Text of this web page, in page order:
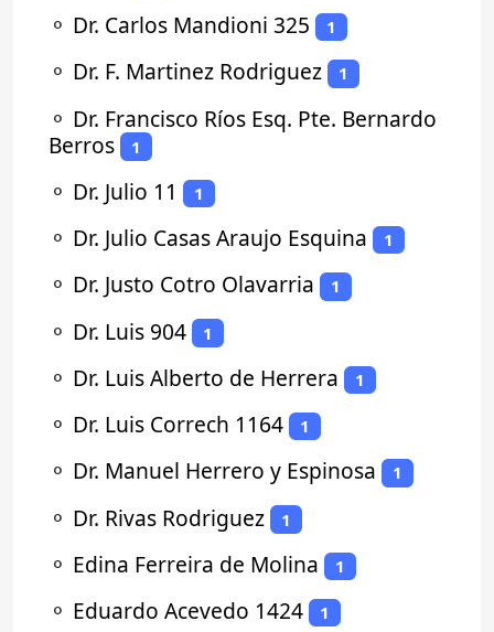
⚬ Dr. Carlos Mandioni 325 1
⚬ Dr. F. Martinez Rodriguez 1
⚬ Dr. Francisco Ríos Esq. Pte. Bernardo
Berros
1
⚬ Dr. Julio 11 1
⚬ Dr. Julio Casas Araujo Esquina 1
⚬ Dr. Justo Cotro Olavarria 1
⚬ Dr. Luis 904 1
⚬ Dr. Luis Alberto de Herrera 1
⚬ Dr. Luis Correch 1164 1
⚬ Dr. Manuel Herrero y Espinosa 1
⚬ Dr. Rivas Rodriguez 1
⚬ Edina Ferreira de Molina 1
⚬ Eduardo Acevedo 1424 1